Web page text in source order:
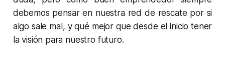
debemos pensar en nuestra red de rescate por si
algo sale mal, y qué mejor que desde el inicio tener
la visión para nuestro futuro.